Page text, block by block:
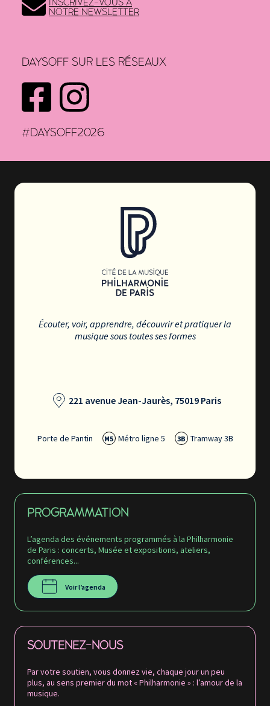
INSCRIVEZ-VOUS À
NOTRE NEWSLETTER
DAYSOFF SUR LES RÉSEAUX
FACEBOOK
INSTAGRAM
#DAYSOFF2026